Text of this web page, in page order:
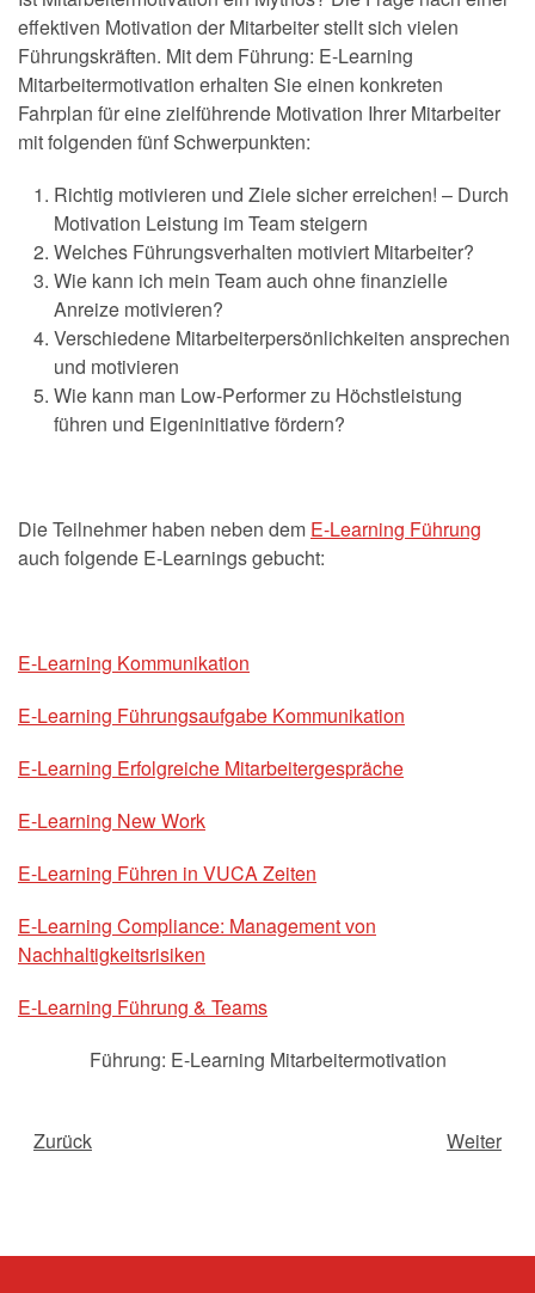
effektiven Motivation der Mitarbeiter stellt sich vielen
Führungskräften. Mit dem Führung: E-Learning
Mitarbeitermotivation erhalten Sie einen konkreten
Fahrplan für eine zielführende Motivation Ihrer Mitarbeiter
mit folgenden fünf Schwerpunkten:
Richtig motivieren und Ziele sicher erreichen! – Durch
Motivation Leistung im Team steigern
Welches Führungsverhalten motiviert Mitarbeiter?
Wie kann ich mein Team auch ohne finanzielle
Anreize motivieren?
Verschiedene Mitarbeiterpersönlichkeiten ansprechen
und motivieren
Wie kann man Low-Performer zu Höchstleistung
führen und Eigeninitiative fördern?
Die Teilnehmer haben neben dem E-Learning Führung
auch folgende E-Learnings gebucht:
E-Learning Kommunikation
E-Learning Führungsaufgabe Kommunikation
E-Learning Erfolgreiche Mitarbeitergespräche
E-Learning New Work
E-Learning Führen in VUCA Zeiten
E-Learning Compliance: Management von
Nachhaltigkeitsrisiken
E-Learning Führung & Teams
Führung: E-Learning Mitarbeitermotivation
Zurück Weiter